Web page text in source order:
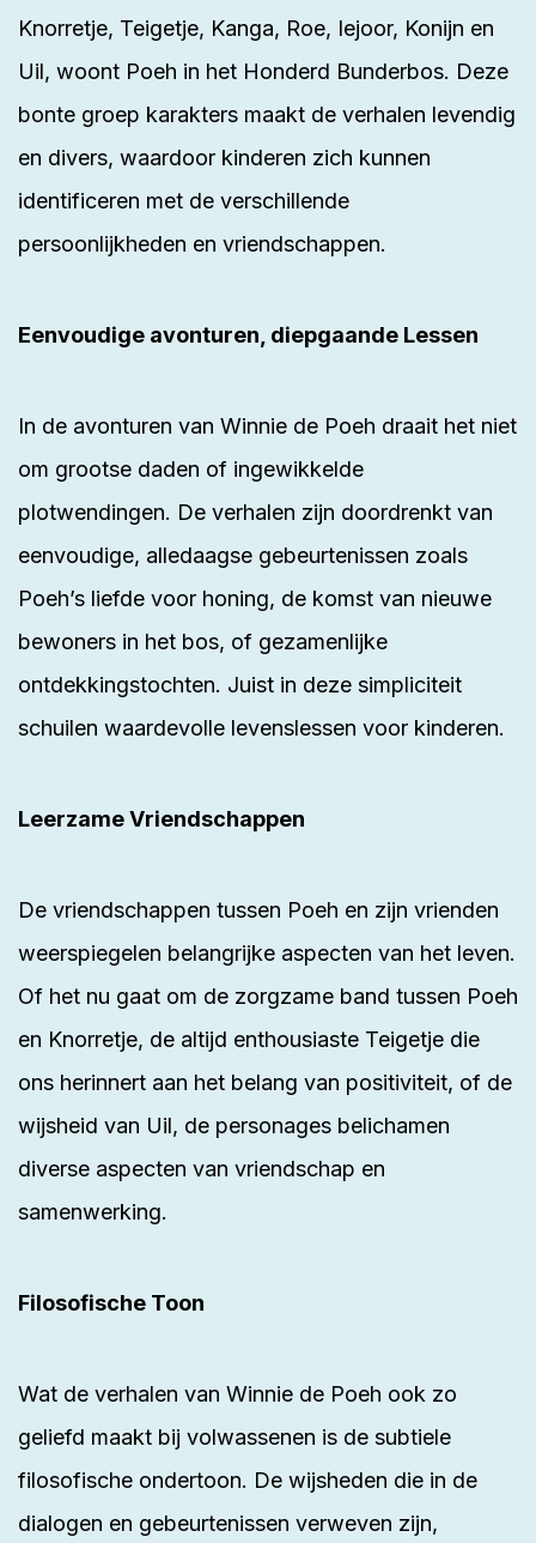
Knorretje, Teigetje, Kanga, Roe, Iejoor, Konijn en
Uil, woont Poeh in het Honderd Bunderbos. Deze
bonte groep karakters maakt de verhalen levendig
en divers, waardoor kinderen zich kunnen
identificeren met de verschillende
persoonlijkheden en vriendschappen.
Eenvoudige avonturen, diepgaande Lessen
In de avonturen van Winnie de Poeh draait het niet
om grootse daden of ingewikkelde
plotwendingen. De verhalen zijn doordrenkt van
eenvoudige, alledaagse gebeurtenissen zoals
Poeh’s liefde voor honing, de komst van nieuwe
bewoners in het bos, of gezamenlijke
ontdekkingstochten. Juist in deze simpliciteit
schuilen waardevolle levenslessen voor kinderen.
Leerzame Vriendschappen
De vriendschappen tussen Poeh en zijn vrienden
weerspiegelen belangrijke aspecten van het leven.
Of het nu gaat om de zorgzame band tussen Poeh
en Knorretje, de altijd enthousiaste Teigetje die
ons herinnert aan het belang van positiviteit, of de
wijsheid van Uil, de personages belichamen
diverse aspecten van vriendschap en
samenwerking.
Filosofische Toon
Wat de verhalen van Winnie de Poeh ook zo
geliefd maakt bij volwassenen is de subtiele
filosofische ondertoon. De wijsheden die in de
dialogen en gebeurtenissen verweven zijn,